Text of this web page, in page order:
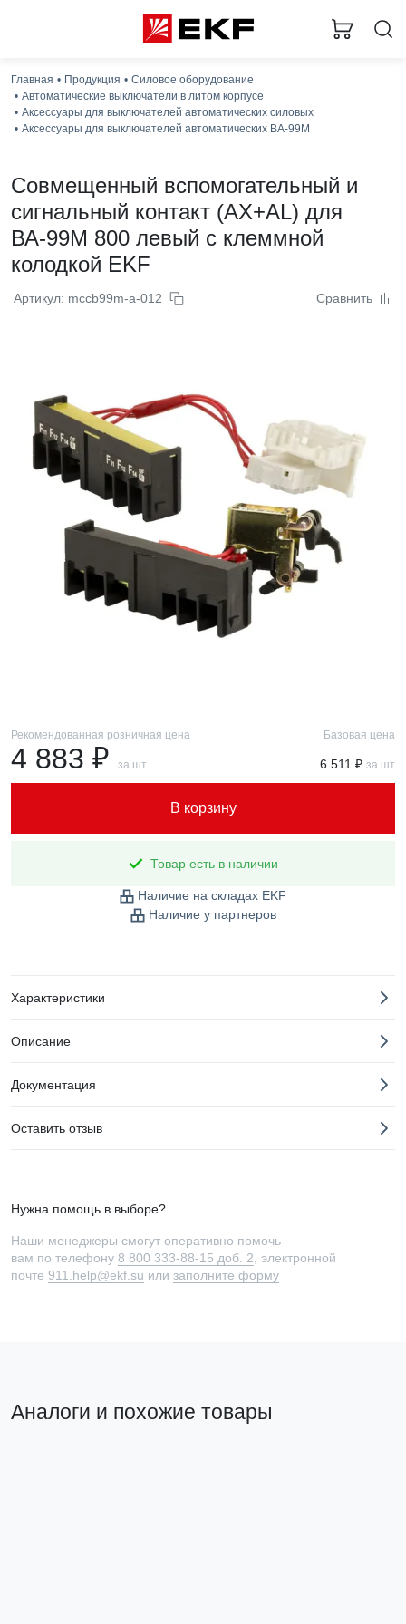
Главная Продукция
Силовое оборудование
Автоматические выключатели в литом корпусе
Аксессуары для выключателей автоматических силовых
Аксессуары для выключателей автоматических ВА-99М
Совмещенный вспомогательный и
сигнальный контакт (AX+AL) для
ВА-99М 800 левый с клеммной
колодкой EKF
Артикул: mccb99m-a-012 Сравнить
Рекомендованная розничная цена
4 883 ₽ за шт
Базовая цена
6 511 ₽ за шт
В корзину
Товар есть в наличии
Наличие на складах EKF
Наличие у партнеров
Характеристики
Описание
Документация
Оставить отзыв
Нужна помощь в выборе?
Наши менеджеры смогут оперативно помочь
вам по телефону 8 800 333-88-15 доб. 2 , электронной
почте 911.help@ekf.su или заполните форму
Аналоги и похожие товары